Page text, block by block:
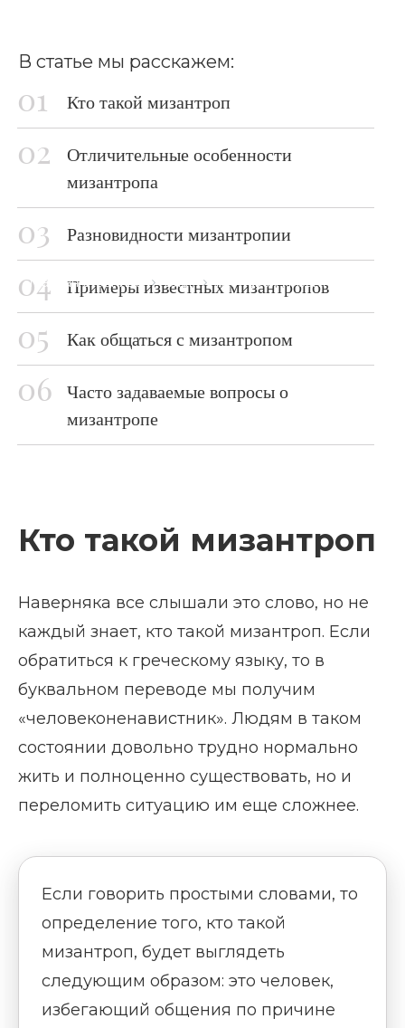
Главная страница Блог Кто такой мизантроп
В статье мы расскажем:
Кто такой мизантроп
Отличительные особенности
мизантропа
Разновидности мизантропии
Примеры известных мизантропов
Как общаться с мизантропом
Часто задаваемые вопросы о
мизантропе
Кто такой мизантроп
Наверняка все слышали это слово, но не
каждый знает, кто такой мизантроп. Если
обратиться к греческому языку, то в
буквальном переводе мы получим
«человеконенавистник». Людям в таком
состоянии довольно трудно нормально
жить и полноценно существовать, но и
переломить ситуацию им еще сложнее.
Если говорить простыми словами, то
определение того, кто такой
мизантроп, будет выглядеть
следующим образом: это человек,
избегающий общения по причине